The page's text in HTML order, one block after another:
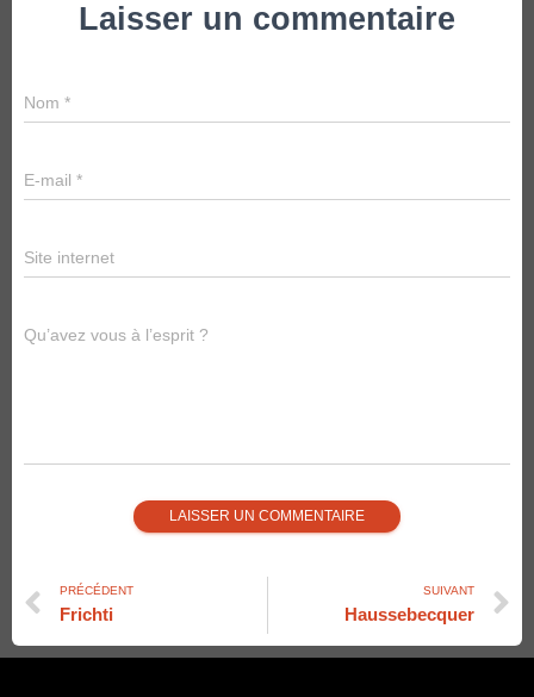
Laisser un commentaire
Nom *
E-mail *
Site internet
Qu’avez vous à l’esprit ?
PRÉCÉDENT
Frichti
SUIVANT
Haussebecquer